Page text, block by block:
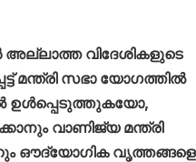
അല്ലാത്ത വിദേശികളുടെ
മന്ത്രി സഭാ യോഗത്തിൽ
ഉൾപ്പെടുത്തുകയോ,
വാണിജ്യ മന്ത്രി
ഔദ്യോഗിക വൃത്തങ്ങളെ